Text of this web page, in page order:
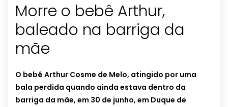
Morre o bebê Arthur,
baleado na barriga da
mãe
O bebê Arthur Cosme de Melo, atingido por uma
bala perdida quando ainda estava dentro da
barriga da mãe, em 30 de junho, em Duque de